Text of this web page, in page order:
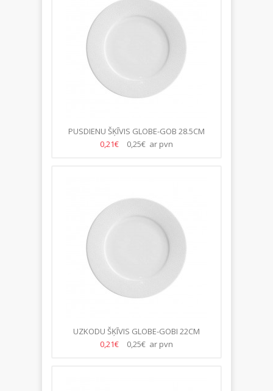
PUSDIENU ŠĶĪVIS GLOBE-GOB 28.5CM
0,21€
0,25€ ar pvn
UZKODU ŠĶĪVIS GLOBE-GOBI 22CM
0,21€
0,25€ ar pvn